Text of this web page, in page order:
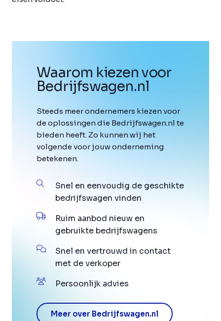
Waarom kiezen voor
Bedrijfswagen.nl
Steeds meer ondernemers kiezen voor
de oplossingen die Bedrijfswagen.nl te
bieden heeft. Zo kunnen wij het
volgende voor jouw onderneming
betekenen.
Snel en eenvoudig de geschikte
bedrijfswagen vinden
Ruim aanbod nieuw en
gebruikte bedrijfswagens
Snel en vertrouwd in contact
met de verkoper
Persoonlijk advies
Meer over Bedrijfswagen.nl